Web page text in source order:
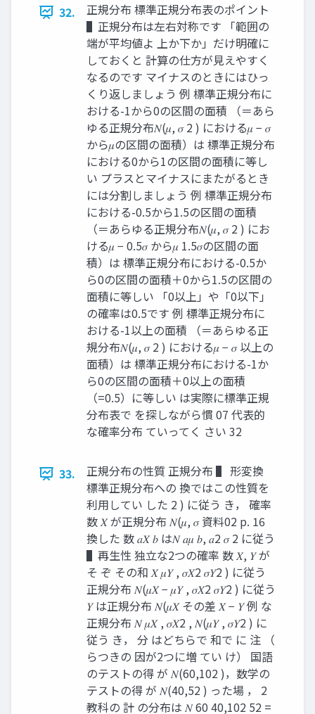
32.
正規分布 標準正規分布表のポイント
▌正規分布は左右対称です 「範囲の
端が平均値よ 上か下か」だけ明確に
しておくと 計算の仕方が見えやすく
なるのです マイナスのときにはひっ
くり返しましょう 例 標準正規分布に
おける-1から0の区間の面積 （＝あら
ゆる正規分布𝑁(𝜇, 𝜎 2 ) における𝜇 − 𝜎
から𝜇の区間の面積）は 標準正規分布
における0から1の区間の面積に等し
い プラスとマイナスにまたがるとき
には分割しましょう 例 標準正規分布
における-0.5から1.5の区間の面積
（＝あらゆる正規分布𝑁(𝜇, 𝜎 2 ) にお
ける𝜇 − 0.5𝜎 から𝜇 1.5𝜎の区間の面
積）は 標準正規分布における-0.5か
ら0の区間の面積＋0から1.5の区間の
面積に等しい 「0以上」や「0以下」
の確率は0.5です 例 標準正規分布に
おける-1以上の面積 （＝あらゆる正
規分布𝑁(𝜇, 𝜎 2 ) における𝜇 − 𝜎 以上の
面積）は 標準正規分布における-1か
ら0の区間の面積＋0以上の面積
（=0.5）に等しい は実際に標準正規
分布表で を探しながら慣 07 代表的
な確率分布 ていってく さい 32
33.
正規分布の性質 正規分布 ▌ 形変換
標準正規分布への 換ではこの性質を
利用してい した 2 ) に従う き， 確率
数 𝑋 が正規分布 𝑁(𝜇, 𝜎 資料02 p. 16
換した 数 𝑎𝑋 𝑏 は𝑁 𝑎𝜇 𝑏, 𝑎2 𝜎 2 に従う
▌再生性 独立な2つの確率 数 𝑋, 𝑌 が
そ ぞ その和 𝑋 𝜇𝑌 , 𝜎𝑋2 𝜎𝑌2 ) に従う
正規分布 𝑁(𝜇𝑋 − 𝜇𝑌 , 𝜎𝑋2 𝜎𝑌2 ) に従う
𝑌 は正規分布 𝑁(𝜇𝑋 その差 𝑋 − 𝑌 例 な
正規分布 𝑁 𝜇𝑋 , 𝜎𝑋2 , 𝑁(𝜇𝑌 , 𝜎𝑌2 ) に
従う き， 分 はどちらで 和で に 注 （
らつきの 因が2つに増 てい け） 国語
のテストの得 が 𝑁(60,102 )，数学の
テストの得 が 𝑁(40,52 ) った場 ， 2
教科の 計 の分布は 𝑁 60 40,102 52 =